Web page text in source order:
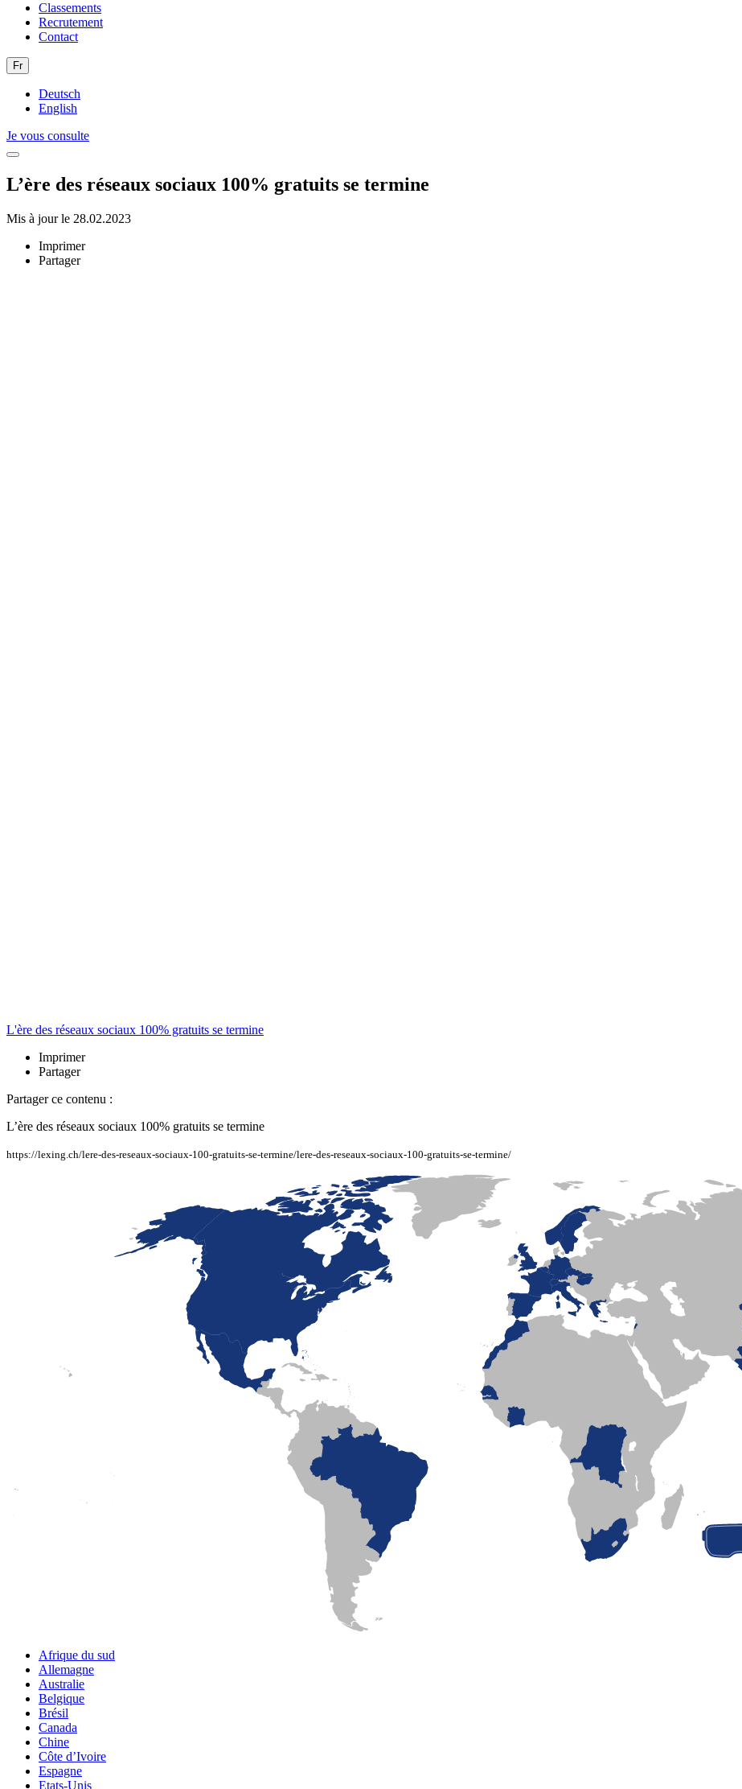
Classements
Recrutement
Contact
Fr
Deutsch
English
Je vous consulte
L’ère des réseaux sociaux 100% gratuits se termine
Mis à jour le 28.02.2023
Imprimer
Partager
L'ère des réseaux sociaux 100% gratuits se termine
Imprimer
Partager
Partager ce contenu :
L’ère des réseaux sociaux 100% gratuits se termine
https://lexing.ch/lere-des-reseaux-sociaux-100-gratuits-se-termine/lere-des-reseaux-sociaux-100-gratuits-se-termine/
Afrique du sud
Allemagne
Australie
Belgique
Brésil
Canada
Chine
Côte d’Ivoire
Espagne
Etats-Unis